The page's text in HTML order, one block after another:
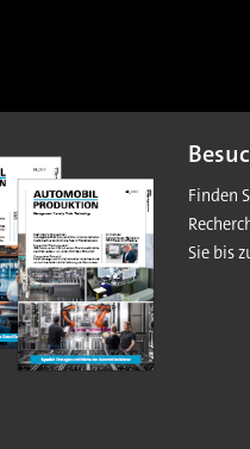
Finden
Sie bis